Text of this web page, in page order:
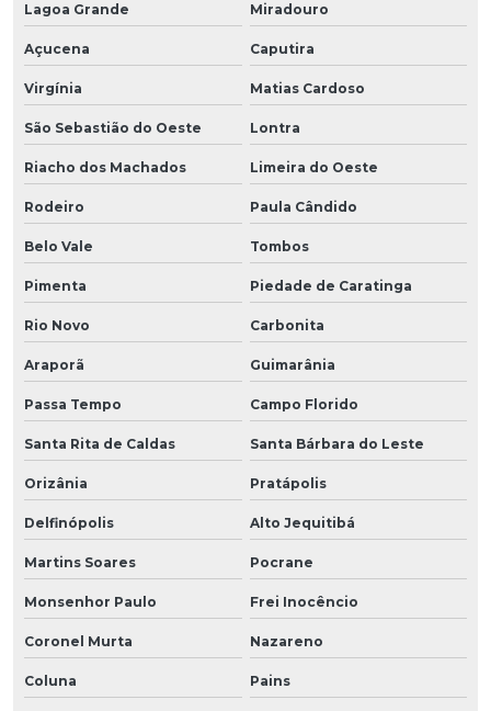
Lagoa Grande Miradouro
Açucena Caputira
Virgínia Matias Cardoso
São Sebastião do Oeste Lontra
Riacho dos Machados Limeira do Oeste
Rodeiro Paula Cândido
Belo Vale Tombos
Pimenta Piedade de Caratinga
Rio Novo Carbonita
Araporã Guimarânia
Passa Tempo Campo Florido
Santa Rita de Caldas Santa Bárbara do Leste
Orizânia Pratápolis
Delfinópolis Alto Jequitibá
Martins Soares Pocrane
Monsenhor Paulo Frei Inocêncio
Coronel Murta Nazareno
Coluna Pains